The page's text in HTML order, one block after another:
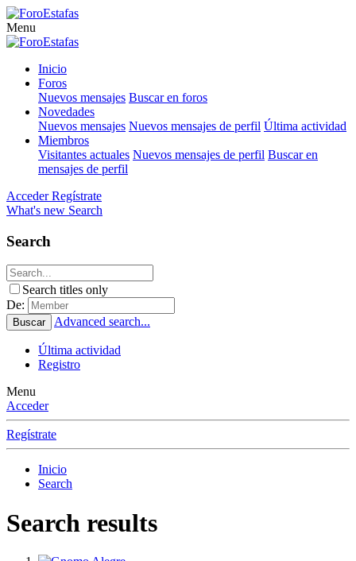
Menu
Inicio
Foros
Nuevos mensajes Buscar en foros
Novedades
Nuevos mensajes Nuevos mensajes de perfil Última actividad
Miembros
Visitantes actuales Nuevos mensajes de perfil Buscar en
mensajes de perfil
Acceder Regístrate
What's new Search
Search
Search titles only
De:
Buscar Advanced search...
Última actividad
Registro
Menu
Acceder
Regístrate
Inicio
Search
Search results